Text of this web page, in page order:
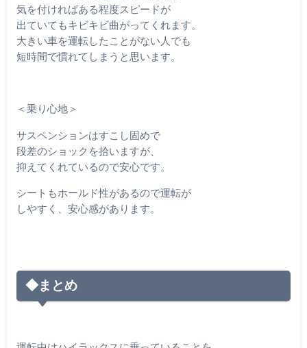
気を付ければある程度スピードが
出ていてもキビキビ曲がってくれます。
大きい車を運転したことがない人でも
短時間で慣れてしまうと思います。
＜乗り心地＞
サスペンションはすこし固めで
段差のショックを拾いますが、
抑えてくれているので安心です。
シートもホールド性があるので運転が
しやすく、安心感があります。
◆まとめ